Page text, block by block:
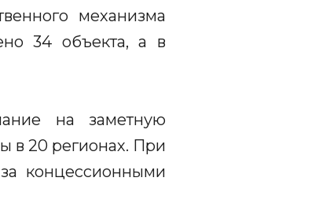
механизма
34 объекта, а в
на заметную
в 20 регионах. При
концессионными